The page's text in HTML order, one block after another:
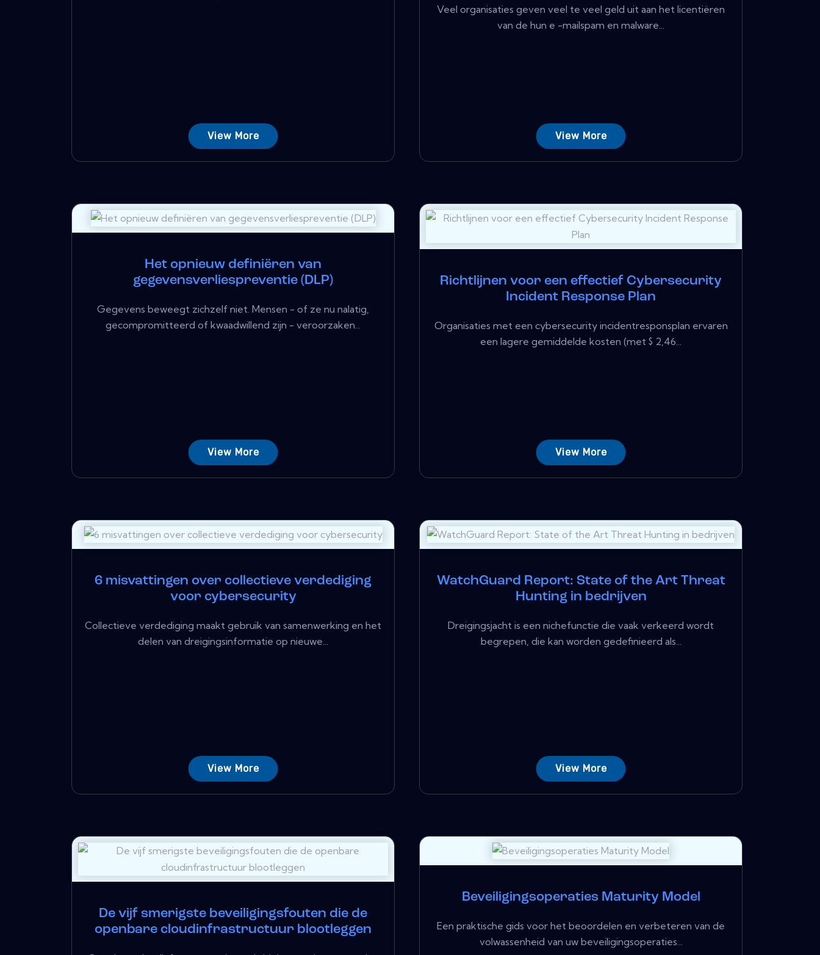
View More
Veel organisaties geven veel te veel geld uit aan het licentiëren
van de hun e -mailspam en malware...
View More
Het opnieuw definiëren van
gegevensverliespreventie (DLP)
Gegevens beweegt zichzelf niet. Mensen - of ze nu nalatig,
gecompromitteerd of kwaadwillend zijn - veroorzaken...
View More
Richtlijnen voor een effectief Cybersecurity
Incident Response Plan
Organisaties met een cybersecurity incidentresponsplan ervaren
een lagere gemiddelde kosten (met $ 2,46...
View More
6 misvattingen over collectieve verdediging
voor cybersecurity
Collectieve verdediging maakt gebruik van samenwerking en het
delen van dreigingsinformatie op nieuwe...
View More
WatchGuard Report: State of the Art Threat
Hunting in bedrijven
Dreigingsjacht is een nichefunctie die vaak verkeerd wordt
begrepen, die kan worden gedefinieerd als...
View More
De vijf smerigste beveiligingsfouten die de
openbare cloudinfrastructuur blootleggen
Beveiligingsoperaties Maturity Model
Een praktische gids voor het beoordelen en verbeteren van de
volwassenheid van uw beveiligingsoperaties...